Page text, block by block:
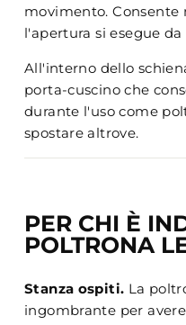
movimento. Consente
l'apertura si esegue
All'interno dello
porta-cuscino che
durante l'uso come
spostare altrove.
PER CHI È
POLTRONA
Stanza ospiti. La
ingombrante per